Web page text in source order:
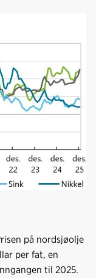
på nordsjøolje
per fat, en
til 2025.